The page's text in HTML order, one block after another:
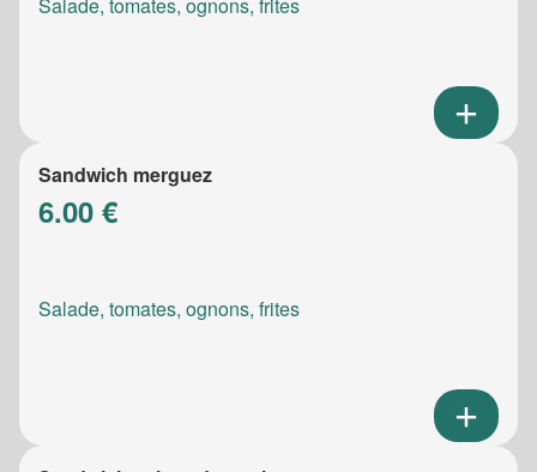
Salade, tomates, ognons, frites
Sandwich merguez
6.00 €
Salade, tomates, ognons, frites